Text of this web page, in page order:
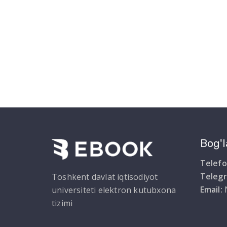
Toshkent davlat iqtisodiyot
universiteti elektron kutubxona
tizimi
Email: